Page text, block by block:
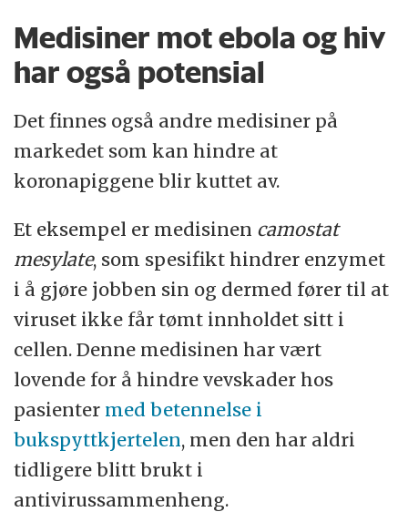
Medisiner mot ebola og hiv
har også potensial
Det finnes også andre medisiner på
markedet som kan hindre at
koronapiggene blir kuttet av.
Et eksempel er medisinen camostat
mesylate, som spesifikt hindrer enzymet
i å gjøre jobben sin og dermed fører til at
viruset ikke får tømt innholdet sitt i
cellen. Denne medisinen har vært
lovende for å hindre vevskader hos
pasienter med betennelse i
bukspyttkjertelen, men den har aldri
tidligere blitt brukt i
antivirussammenheng.